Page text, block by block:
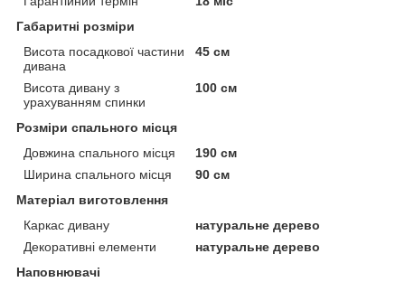
Габаритні розміри
Висота посадкової частини
дивана
45 см
Висота дивану з
урахуванням спинки
100 см
Розміри спального місця
Довжина спального місця
190 см
Ширина спального місця
90 см
Матеріал виготовлення
Каркас дивану
натуральне дерево
Декоративні елементи
натуральне дерево
Наповнювачі